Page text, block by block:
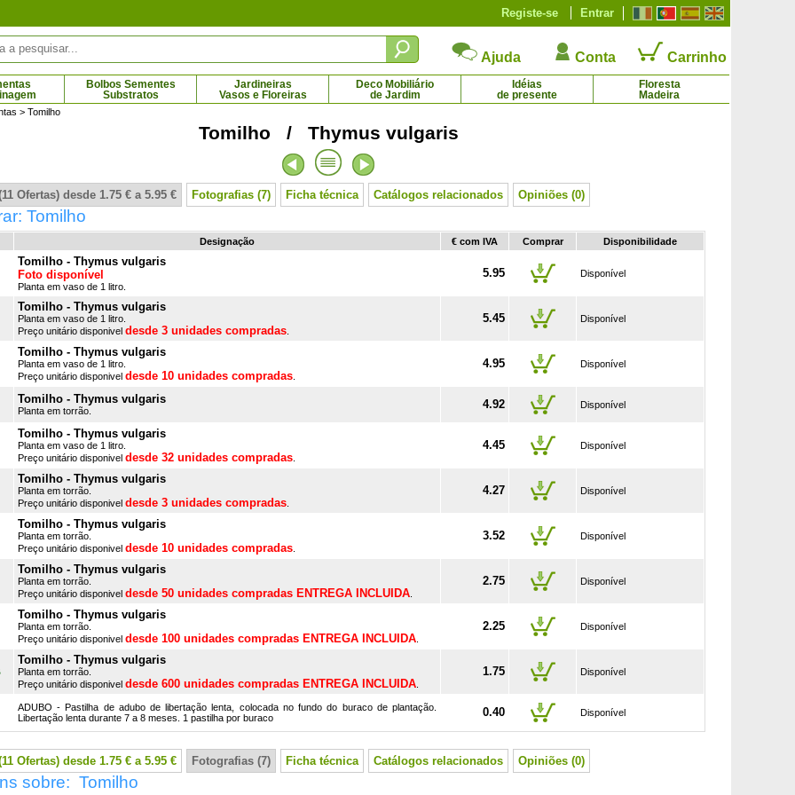
Entrar
Registe-se
Ajuda Conta Carrinho
Bolbos Sementes
Substratos
Jardineiras
Vasos e Floreiras
Deco Mobiliário
de Jardim
Idéias
de presente
Floresta
Madeira
> Tomilho
Tomilho / Thymus vulgaris
Ofertas) desde 1.75 € a 5.95 € Fotografias (7) Ficha técnica Catálogos relacionados Opiniões (0)
Tomilho
Designação € com IVA Comprar Disponibilidade
Tomilho - Thymus vulgaris
Foto disponível
Planta em vaso de 1 litro.
5.95 Disponível
Tomilho - Thymus vulgaris
Planta em vaso de 1 litro.
Preço unitário disponivel desde 3 unidades compradas
5.45 Disponível
Tomilho - Thymus vulgaris
Planta em vaso de 1 litro.
Preço unitário disponivel desde 10 unidades compradas
4.95 Disponível
Tomilho - Thymus vulgaris
Planta em torrão. 4.92 Disponível
Tomilho - Thymus vulgaris
Planta em vaso de 1 litro.
Preço unitário disponivel desde 32 unidades compradas
4.45 Disponível
Tomilho - Thymus vulgaris
Planta em torrão.
Preço unitário disponivel desde 3 unidades compradas
4.27 Disponível
Tomilho - Thymus vulgaris
Planta em torrão.
Preço unitário disponivel desde 10 unidades compradas
3.52 Disponível
Tomilho - Thymus vulgaris
Planta em torrão.
Preço unitário disponivel desde 50 unidades compradas ENTREGA INCLUIDA
2.75 Disponível
Tomilho - Thymus vulgaris
Planta em torrão.
Preço unitário disponivel desde 100 unidades compradas ENTREGA INCLUIDA
2.25 Disponível
Tomilho - Thymus vulgaris
Planta em torrão.
Preço unitário disponivel desde 600 unidades compradas ENTREGA INCLUIDA
1.75 Disponível
ADUBO - Pastilha de adubo de libertação lenta, colocada no fundo do buraco de plantação.
Libertação lenta durante 7 a 8 meses. 1 pastilha por buraco
0.40 Disponível
Ofertas) desde 1.75 € a 5.95 € Fotografias (7) Ficha técnica Catálogos relacionados Opiniões (0)
sobre: Tomilho